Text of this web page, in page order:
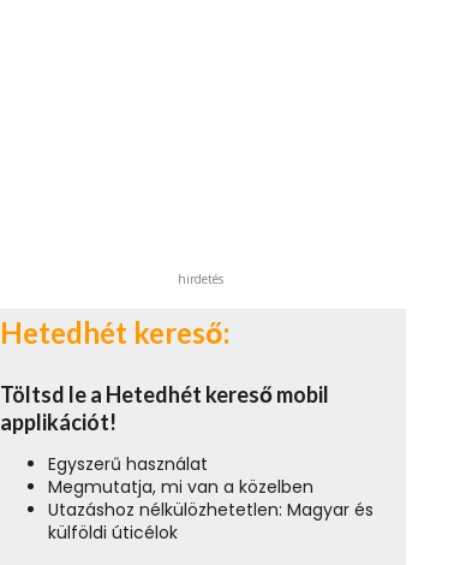
hirdetés
Hetedhét kereső:
Töltsd le a Hetedhét kereső mobil
applikációt!
Egyszerű használat
Megmutatja, mi van a közelben
Utazáshoz nélkülözhetetlen: Magyar és
külföldi úticélok